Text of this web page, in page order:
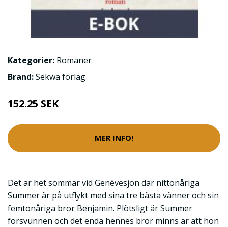
Kategorier: Romaner
Brand:Sekwa förlag
152.25 SEK
MER INFO!
Det är het sommar vid Genèvesjön där nittonåriga
Summer är på utflykt med sina tre bästa vänner och sin
femtonåriga bror Benjamin. Plötsligt är Summer
försvunnen och det enda hennes bror minns är att hon